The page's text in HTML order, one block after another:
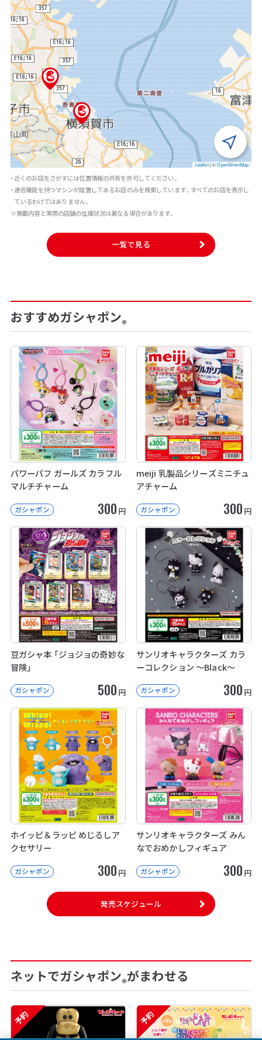
Leaflet |©OpenStreetMap
・近くのお店をさがすには位置情報の共有を許可してください。
・通信機能を持つマシンが設置してあるお店のみを検索しています。すべてのお店を表示し
ているわけではありません。
※掲載内容と実際の店舗の在庫状況は異なる場合があります。
一覧で見る
おすすめガシャポン®
パワーパフ ガールズ カラフル
マルチチャーム
ガシャポン 300 円
meiji 乳製品シリーズミニチュ
アチャーム
ガシャポン 300 円
豆ガシャ本 「ジョジョの奇妙な
冒険」
ガシャポン 500 円
サンリオキャラクターズ カラ
ーコレクション ～Black～
ガシャポン 300 円
ホイッピ＆ラッピ めじるしア
クセサリー
ガシャポン 300 円
サンリオキャラクターズ みん
なでおめかしフィギュア
ガシャポン 300 円
発売スケジュール
ネットでガシャポン®がまわせる
予約 予約